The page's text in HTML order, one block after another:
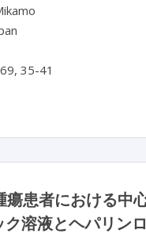
35-41
患者における中
溶液とヘパリン